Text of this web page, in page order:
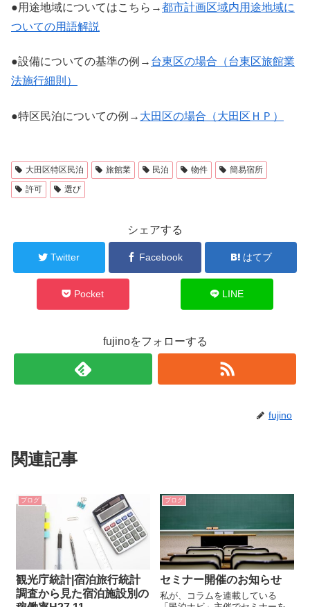
●用途地域についてはこちら→都市計画区域内用途地域に
ついての用語解説
●設備についての基準の例→ 台東区の場合（台東区旅館業
法施行細則）
●特区民泊についての例→ 大田区の場合（大田区ＨＰ）
大田区特区民泊 旅館業 民泊 物件
簡易宿所
許可
選び
シェアする
Twitter Facebook はてブ
Pocket LINE
fujinoをフォローする
fujino
関連記事
ブログ
観光庁統計|宿泊旅行統計
調査から見た宿泊施設別の
ブログ
セミナー開催のお知らせ
私が、コラムを連載している